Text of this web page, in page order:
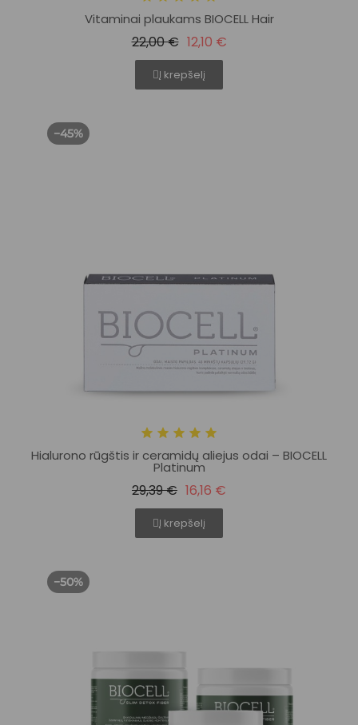
Vitaminai plaukams BIOCELL Hair
22,00 € 12,10 €
Į krepšelį
−45%
Hialurono rūgštis ir ceramidų aliejus odai – BIOCELL
Platinum
29,39 € 16,16 €
Į krepšelį
−50%